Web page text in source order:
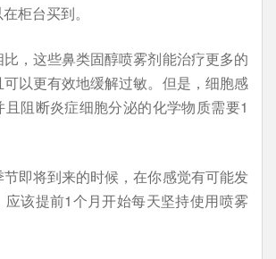
柜台买到。
，这些鼻类固醇喷雾剂能治疗更多的
以更有效地缓解过敏。但是，细胞感
且阻断炎症细胞分泌的化学物质需要1
即将到来的时候，在你感觉有可能发
该提前1个月开始每天坚持使用喷雾